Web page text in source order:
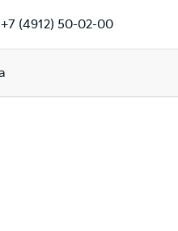
+7 (4912) 50-02-00